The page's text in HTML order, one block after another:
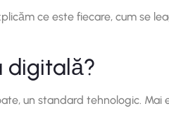
ce este fiecare, cum se
digitală?
un standard tehnologic.